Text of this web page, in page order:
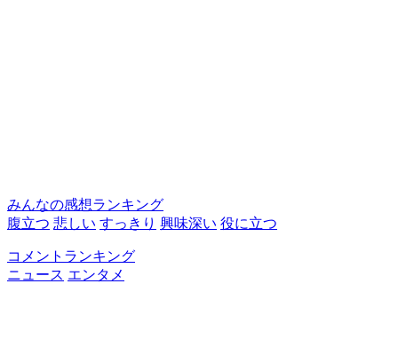
みんなの感想ランキング
腹立つ 悲しい すっきり 興味深い 役に立つ
コメントランキング
ニュース エンタメ